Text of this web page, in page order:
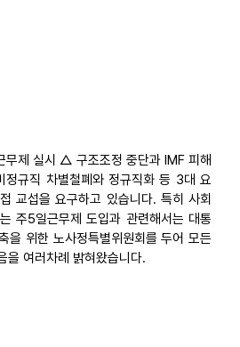
제 실시 △ 구조조정 중단과 IMF 피해
규직 차별철폐와 정규직화 등 3대 요
교섭을 요구하고 있습니다. 특히 사회
주5일근무제 도입과 관련해서는 대통
을 위한 노사정특별위원회를 두어 모든
을 여러차례 밝혀왔습니다.